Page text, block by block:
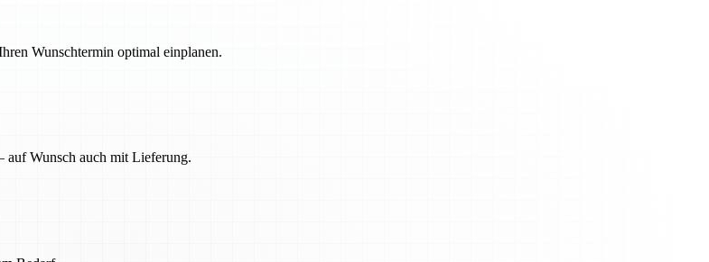
Wunschtermin optimal einplanen.
auf Wunsch auch mit Lieferung.